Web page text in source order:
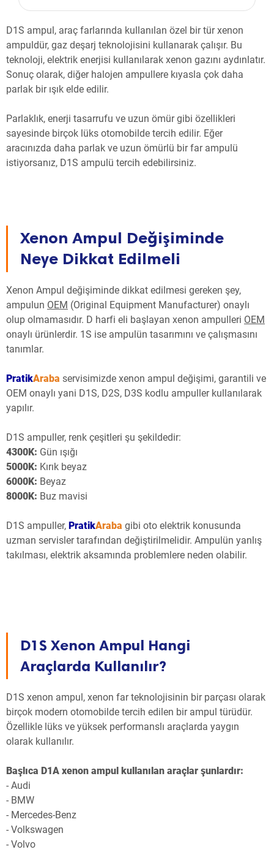
D1S ampul, araç farlarında kullanılan özel bir tür xenon
ampuldür, gaz deşarj teknolojisini kullanarak çalışır. Bu
teknoloji, elektrik enerjisi kullanılarak xenon gazını aydınlatır.
Sonuç olarak, diğer halojen ampullere kıyasla çok daha
parlak bir ışık elde edilir.
Parlaklık, enerji tasarrufu ve uzun ömür gibi özellikleri
sayesinde birçok lüks otomobilde tercih edilir. Eğer
aracınızda daha parlak ve uzun ömürlü bir far ampulü
istiyorsanız, D1S ampulü tercih edebilirsiniz.
Xenon Ampul Değişiminde
Neye Dikkat Edilmeli
Xenon Ampul değişiminde dikkat edilmesi gereken şey,
ampulun OEM (Original Equipment Manufacturer) onaylı
olup olmamasıdır. D harfi eli başlayan xenon ampulleri OEM
onaylı ürünlerdir. 1S ise ampulün tasarımını ve çalışmasını
tanımlar.
PratikAraba servisimizde xenon ampul değişimi, garantili ve
OEM onaylı yani D1S, D2S, D3S kodlu ampuller kullanılarak
yapılır.
D1S ampuller, renk çeşitleri şu şekildedir:
4300K: Gün ışığı
5000K: Kırık beyaz
6000K: Beyaz
8000K: Buz mavisi
D1S ampuller, PratikAraba gibi oto elektrik konusunda
uzman servisler tarafından değiştirilmelidir. Ampulün yanlış
takılması, elektrik aksamında problemlere neden olabilir.
D1S Xenon Ampul Hangi
Araçlarda Kullanılır?
D1S xenon ampul, xenon far teknolojisinin bir parçası olarak
birçok modern otomobilde tercih edilen bir ampul türüdür.
Özellikle lüks ve yüksek performanslı araçlarda yaygın
olarak kullanılır.
Başlıca D1A xenon ampul kullanılan araçlar şunlardır:
- Audi
- BMW
- Mercedes-Benz
- Volkswagen
- Volvo